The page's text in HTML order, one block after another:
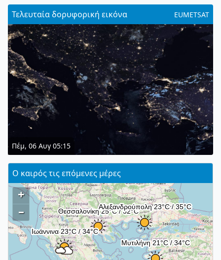
Τελευταία δορυφορική εικόνα EUMETSAT
Πέμ, 06 Αυγ 05:15
Ο καιρός τις επόμενες μέρες
+
–